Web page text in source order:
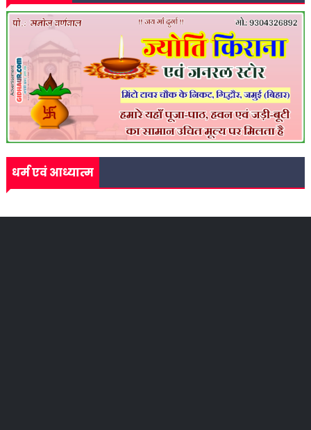
धर्म एवं आध्यात्म